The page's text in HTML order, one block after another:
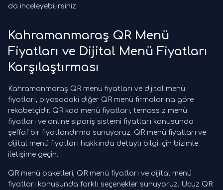
da inceleyebilirsiniz.
Kahramanmaraş QR Menü
Fiyatları ve Dijital Menü Fiyatları
Karşılaştırması
Kahramanmaraş QR menü fiyatları ve dijital menü
fiyatları, piyasadaki diğer QR menü firmalarına göre
rekabetçidir. QR kod menü fiyatları, temassız menü
fiyatları ve online sipariş sistemi fiyatları konusunda
şeffaf bir fiyatlandırma sunuyoruz. QR menü fiyatları ve
dijital menü fiyatları hakkında detaylı bilgi için bizimle
iletişime geçin.
QR menü paketleri, QR menü fiyatları ve dijital menü
fiyatları konusunda farklı seçenekler sunuyoruz. Ucuz QR